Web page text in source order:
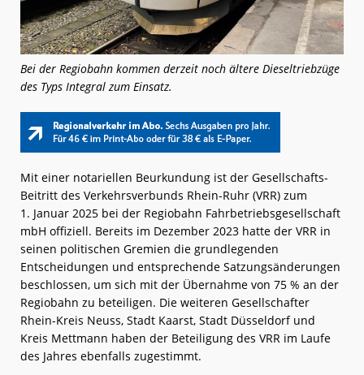
Bei der Regiobahn kommen derzeit noch ältere Dieseltriebzüge
des Typs Integral zum Einsatz.
Mit einer notariellen Beurkundung ist der Gesellschafts-
Beitritt des Verkehrsverbunds Rhein-Ruhr (VRR) zum
1. Januar 2025 bei der Regiobahn Fahrbetriebsgesellschaft
mbH offiziell. Bereits im Dezember 2023 hatte der VRR in
seinen politischen Gremien die grundlegenden
Entscheidungen und entsprechende Satzungsänderungen
beschlossen, um sich mit der Übernahme von 75 % an der
Regiobahn zu beteiligen. Die weiteren Gesellschafter
Rhein-Kreis Neuss, Stadt Kaarst, Stadt Düsseldorf und
Kreis Mettmann haben der Beteiligung des VRR im Laufe
des Jahres ebenfalls zugestimmt.